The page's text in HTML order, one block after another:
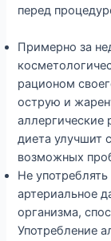
перед
Примерно за
рационом
острую и
аллергические
диета улучшит
возможных
Не
артериальное
организма,
Употребление